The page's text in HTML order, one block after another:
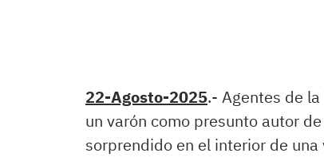
22-Agosto-2025.- Agentes de
un varón como presunto autor
sorprendido en el interior de